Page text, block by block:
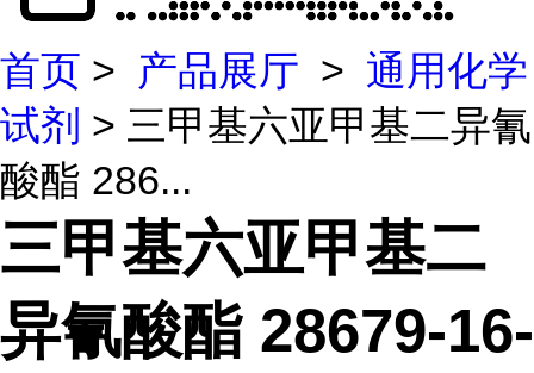
首页 > 产品展厅 > 通用化学
试剂 > 三甲基六亚甲基二异氰
酸酯 286...
三甲基六亚甲基二
异氰酸酯 28679-16-